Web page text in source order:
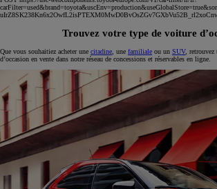
Trouvez votre type de voiture
Que vous souhaitiez acheter une citadine , une familiale ou un SUV, retrouvez
d’occasion en vente dans notre réseau de concessions et réservables en ligne.